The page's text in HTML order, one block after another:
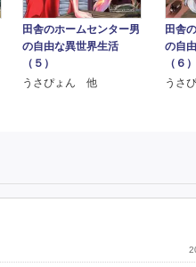
田舎のホームセンター男
の自由な異世界生活
（５）
うさぴょん 他
田舎
の自
（６）
うさ